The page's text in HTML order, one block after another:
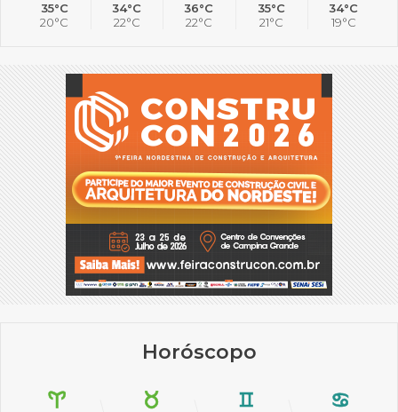
35°C
20°C
34°C
22°C
36°C
22°C
35°C
21°C
34°C
19°C
Horóscopo